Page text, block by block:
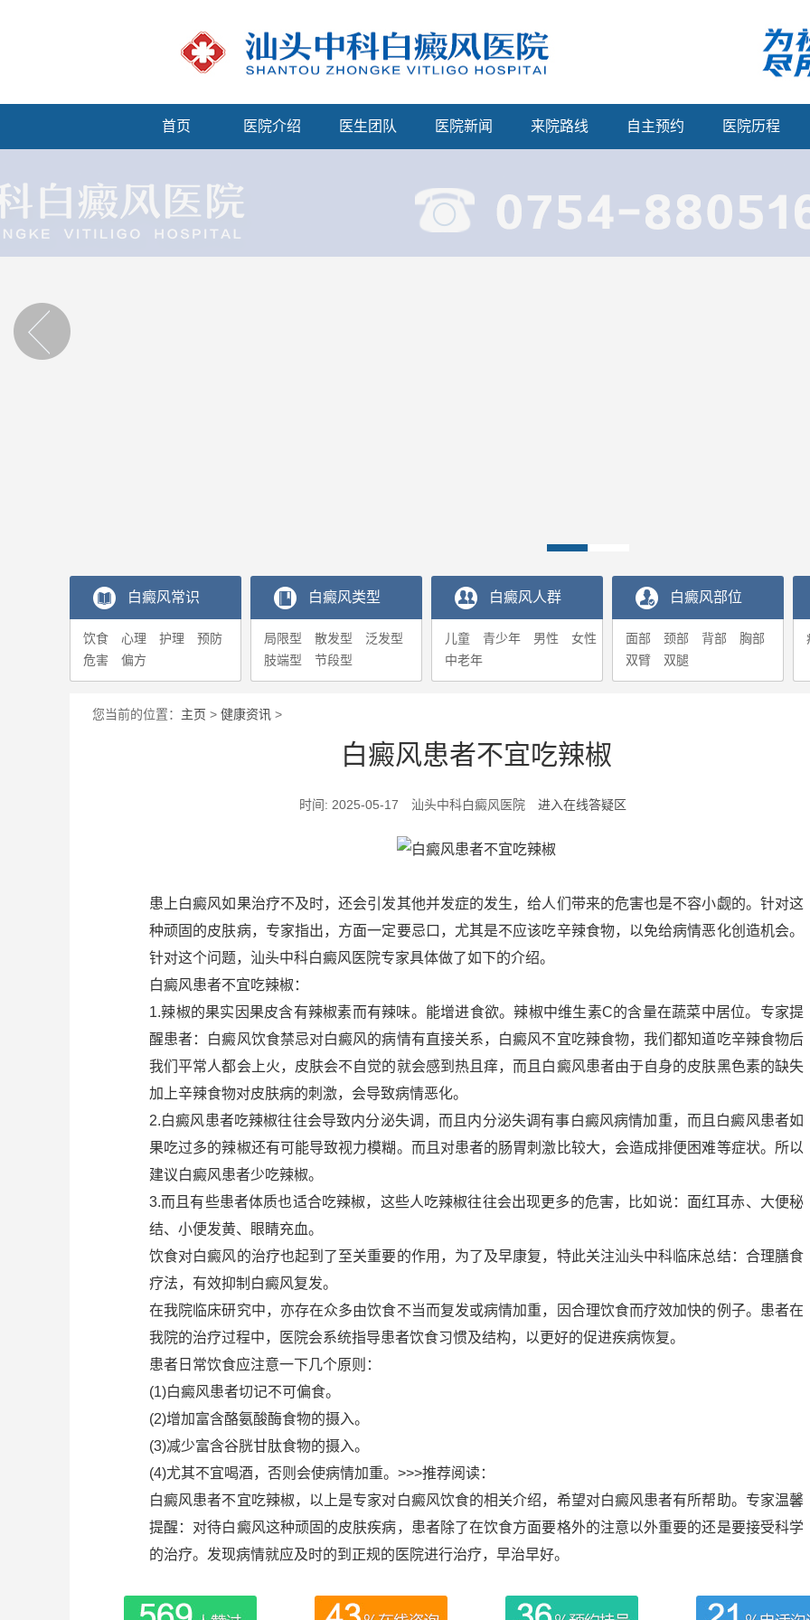
首页 医院介绍 医生团队 医院新闻 来院路线 自主预约 医院历程
白癜风常识
饮食 心理 护理
预防
危害
偏方
白癜风类型
局限型 散发型
泛发型
肢端型
节段型
白癜风人群
儿童 青少年 男性
女性
中老年
白癜风部位
面部 颈部 背部
胸部
双臂
双腿
您当前的位置： 主页 > 健康资讯 >
白癜风患者不宜吃辣椒
时间: 2025-05-17 汕头中科白癜风医院 进入在线答疑区
患上白癜风如果治疗不及时，还会引发其他并发症的发生，给人们带来的危害也是不容小觑的。针对这
种顽固的皮肤病，专家指出，方面一定要忌口，尤其是不应该吃辛辣食物，以免给病情恶化创造机会。
针对这个问题，汕头中科白癜风医院专家具体做了如下的介绍。
白癜风患者不宜吃辣椒：
1.辣椒的果实因果皮含有辣椒素而有辣味。能增进食欲。辣椒中维生素C的含量在蔬菜中居位。专家提
醒患者：白癜风饮食禁忌对白癜风的病情有直接关系，白癜风不宜吃辣食物，我们都知道吃辛辣食物后
我们平常人都会上火，皮肤会不自觉的就会感到热且痒，而且白癜风患者由于自身的皮肤黑色素的缺失
加上辛辣食物对皮肤病的刺激，会导致病情恶化。
2.白癜风患者吃辣椒往往会导致内分泌失调，而且内分泌失调有事白癜风病情加重，而且白癜风患者如
果吃过多的辣椒还有可能导致视力模糊。而且对患者的肠胃刺激比较大，会造成排便困难等症状。所以
建议白癜风患者少吃辣椒。
3.而且有些患者体质也适合吃辣椒，这些人吃辣椒往往会出现更多的危害，比如说：面红耳赤、大便秘
结、小便发黄、眼睛充血。
饮食对白癜风的治疗也起到了至关重要的作用，为了及早康复，特此关注汕头中科临床总结：合理膳食
疗法，有效抑制白癜风复发。
在我院临床研究中，亦存在众多由饮食不当而复发或病情加重，因合理饮食而疗效加快的例子。患者在
我院的治疗过程中，医院会系统指导患者饮食习惯及结构，以更好的促进疾病恢复。
患者日常饮食应注意一下几个原则：
(1)白癜风患者切记不可偏食。
(2)增加富含酪氨酸酶食物的摄入。
(3)减少富含谷胱甘肽食物的摄入。
(4)尤其不宜喝酒，否则会使病情加重。>>>推荐阅读：
白癜风患者不宜吃辣椒，以上是专家对白癜风饮食的相关介绍，希望对白癜风患者有所帮助。专家温馨
提醒：对待白癜风这种顽固的皮肤疾病，患者除了在饮食方面要格外的注意以外重要的还是要接受科学
的治疗。发现病情就应及时的到正规的医院进行治疗，早治早好。